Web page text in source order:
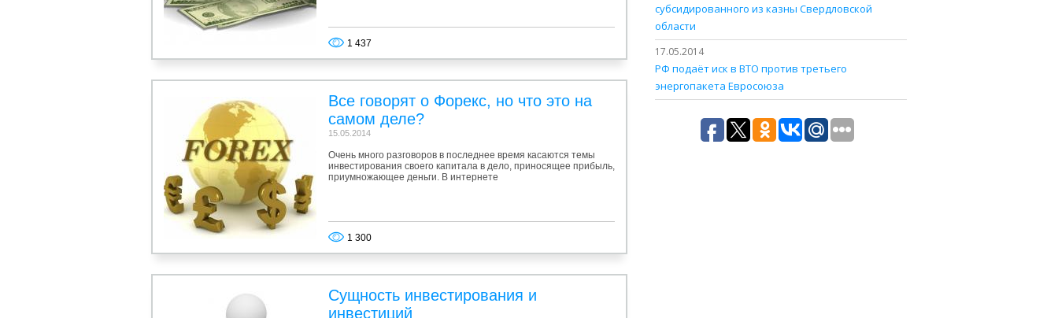
1 437
Все говорят о Форекс, но что это на
самом деле?
15.05.2014
Очень много разговоров в последнее время касаются темы
инвестирования своего капитала в дело, приносящее прибыль,
приумножающее деньги. В интернете
1 300
Сущность инвестирования и
инвестиций
субсидированного из казны Свердловской
области
17.05.2014
РФ подаёт иск в ВТО против третьего
энергопакета Евросоюза